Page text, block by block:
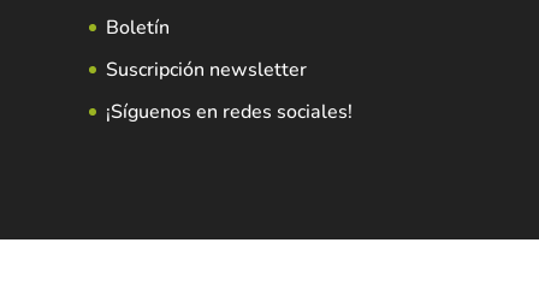
Boletín
Suscripción newsletter
¡Síguenos en redes sociales!